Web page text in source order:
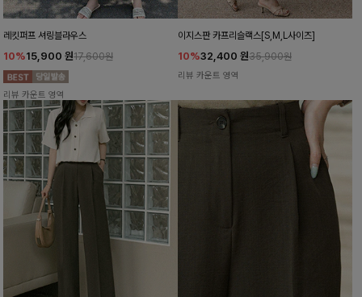
레킷퍼프 셔링블라우스
10%15,900 원17,600원
리뷰 카운트 영역
이지스판 카프리슬랙스[S,M,L사이즈]
10%32,400 원35,900원
리뷰 카운트 영역